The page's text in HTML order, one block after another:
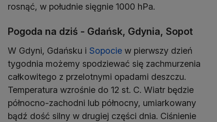
rosnąć, w południe sięgnie 1000 hPa.
Pogoda na dziś - Gdańsk, Gdynia, Sopot
W Gdyni, Gdańsku i Sopocie w pierwszy dzień
tygodnia możemy spodziewać się zachmurzenia
całkowitego z przelotnymi opadami deszczu.
Temperatura wzrośnie do 12 st. C. Wiatr będzie
północno-zachodni lub północny, umiarkowany
bądź dość silny w drugiej części dnia. Ciśnienie